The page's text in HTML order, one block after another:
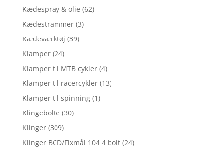
Kædespray & olie (62)
Kædestrammer (3)
Kædeværktøj (39)
Klamper (24)
Klamper til MTB cykler (4)
Klamper til racercykler (13)
Klamper til spinning (1)
Klingebolte (30)
Klinger (309)
Klinger BCD/Fixmål 104 4 bolt (24)